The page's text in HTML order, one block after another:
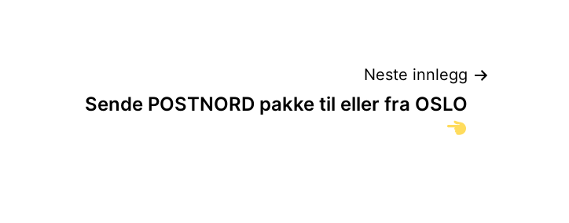
Neste innlegg
Sende POSTNORD pakke til eller fra OSLO